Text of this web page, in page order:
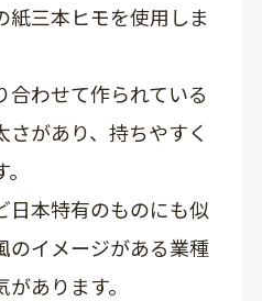
三本ヒモを使用しま
わせて作られている
があり、持ちやすく
日本特有のものにも似
のイメージがある業種
あります。